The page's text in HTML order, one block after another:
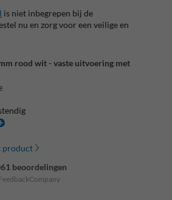
is niet inbegrepen bij de
nu en zorg voor een veilige en
rood wit - vaste uitvoering met
product
beoordelingen